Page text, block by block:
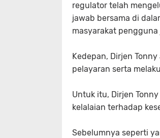
regulator telah
jawab bersama di
masyarakat pengguna
Kedepan, Dirjen
pelayaran serta
Untuk itu, Dirjen
kelalaian terhadap
Sebelumnya seperti